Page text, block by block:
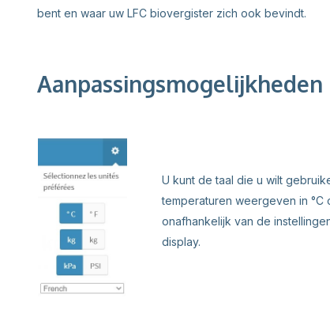
bent en waar uw LFC biovergister zich ook bevindt.
Aanpassingsmogelijkheden
U kunt de taal die u wilt
temperaturen weergeven in °C
onafhankelijk van de
display.